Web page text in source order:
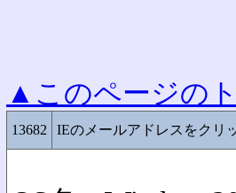
▲このページの
13682 IEのメールアドレスをクリ